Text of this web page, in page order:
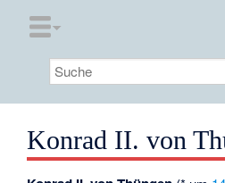
Konrad II. von